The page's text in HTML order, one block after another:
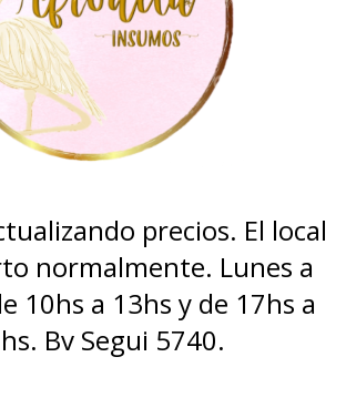
precios. El local
normalmente. Lunes a
10hs a 13hs y de 17hs a
Bv Segui 5740.